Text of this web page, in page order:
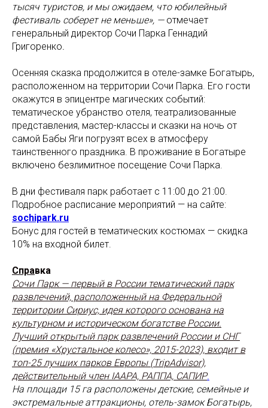
тысяч туристов, и мы ожидаем, что юбилейный
фестиваль соберет не меньше», —отмечает
генеральный директор Сочи Парка Геннадий
Григоренко.
Осенняя сказка продолжится в отеле-замке Богатырь,
расположенном на территории Сочи Парка. Его гости
окажутся в эпицентре магических событий:
тематическое убранство отеля, театрализованные
представления, мастер-классы и сказки на ночь от
самой Бабы Яги погрузят всех в атмосферу
таинственного праздника. В проживание в Богатыре
включено безлимитное посещение Сочи Парка.
В дни фестиваля парк работает с 11:00 до 21:00.
Подробное расписание мероприятий — на сайте:
sochipark.ru
Бонус для гостей в тематических костюмах — скидка
10% на входной билет.
Справка
Сочи Парк — первый в России тематический парк
развлечений, расположенный на Федеральной
территории Сириус, идея которого основана на
культурном и историческом богатстве России.
Лучший открытый парк развлечений России и СНГ
(премия «Хрустальное колесо», 2015-2023), входит в
топ-25 лучших парков Европы (TripAdvisor),
действительный член IAAPA, РАППА, САПИР.
На площади 15 га расположены детские, семейные и
экстремальные аттракционы, отель-замок Богатырь,